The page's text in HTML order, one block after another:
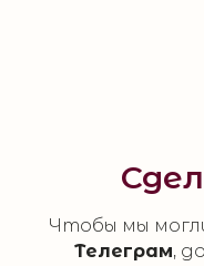
Чтобы мы
Телеграм,